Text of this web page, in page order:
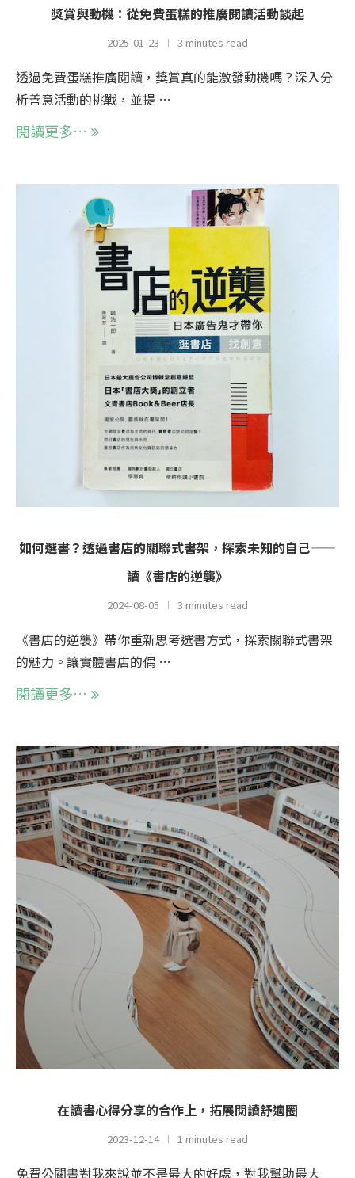
獎賞與動機：從免費蛋糕的推廣閱讀活動談起
2025-01-23 3 minutes read
透過免費蛋糕推廣閱讀，獎賞真的能激發動機嗎？深入分
析善意活動的挑戰，並提 …
閱讀更多…
如何選書？透過書店的關聯式書架，探索未知的自己——
讀《書店的逆襲》
2024-08-05 3 minutes read
《書店的逆襲》帶你重新思考選書方式，探索關聯式書架
的魅力。讓實體書店的偶 …
閱讀更多…
在讀書心得分享的合作上，拓展閱讀舒適圈
2023-12-14 1 minutes read
免費公關書對我來說並不是最大的好處，對我幫助最大